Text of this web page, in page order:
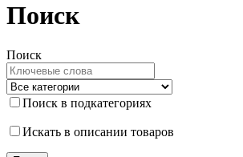
Поиск
Поиск
Поиск в подкатегориях
Искать в описании товаров